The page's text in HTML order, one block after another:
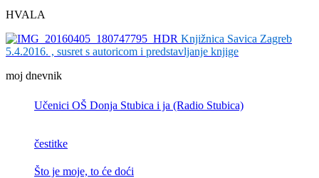
HVALA
Knjižnica Savica Zagreb
5.4.2016. , susret s autoricom i predstavljanje knjige
moj dnevnik
Učenici OŠ Donja Stubica i ja (Radio Stubica)
čestitke
Što je moje, to će doći